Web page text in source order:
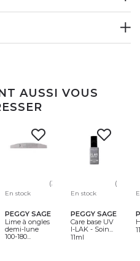
AUSSI VOUS
(31)
En stock
PEGGY SAGE
Lime à ongles
demi-lune
100-180...
(10)
En stock
PEGGY SAGE
Care base UV
I-LAK - Soin...
11ml